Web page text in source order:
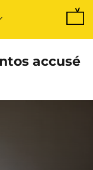
accusé